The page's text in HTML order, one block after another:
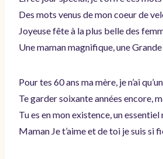
Des mots venus de mon coeur de
Joyeuse fête à la plus belle des
Une maman magnifique, une
Pour tes 60 ans ma mère, je n’ai
Te garder soixante années encore,
Tu es en mon existence, un essentiel
Maman Je t’aime et de toi je suis si